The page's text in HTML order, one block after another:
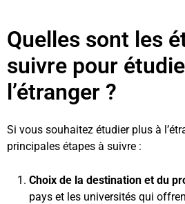
Quelles sont les
suivre pour
l’étranger ?
Si vous souhaitez étudier plus à
principales étapes à suivre :
Choix de la destination et du
pays et les universités qui